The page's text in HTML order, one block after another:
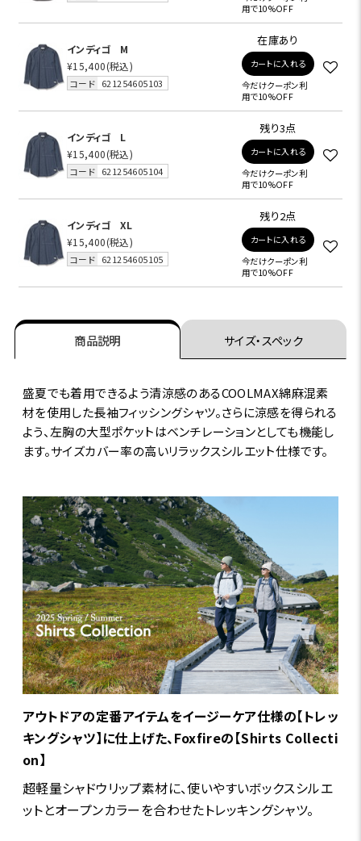
用で10%OFF
インディゴ
M
¥15,400(税込)
コード 621254605103
在庫あり
カートに入れる
今だけクーポン利
用で10%OFF
インディゴ
L
¥15,400(税込)
コード 621254605104
残り3点
カートに入れる
今だけクーポン利
用で10%OFF
インディゴ
XL
¥15,400(税込)
コード 621254605105
残り2点
カートに入れる
今だけクーポン利
用で10%OFF
商品説明 サイズ・スペック
盛夏でも着用できるよう清涼感のあるCOOLMAX綿麻混素
材を使用した長袖フィッシングシャツ。さらに涼感を得られる
よう、左胸の大型ポケットはベンチレーションとしても機能し
ます。サイズカバー率の高いリラックスシルエット仕様です。
アウトドアの定番アイテムをイージーケア仕様の【トレッ
キングシャツ】に仕上げた、Foxfireの【Shirts Collecti
on】
超軽量シャドウリップ素材に、使いやすいボックスシルエ
ットとオープンカラーを合わせたトレッキングシャツ。